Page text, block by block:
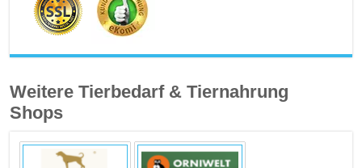
Weitere Tierbedarf & Tiernahrung
Shops